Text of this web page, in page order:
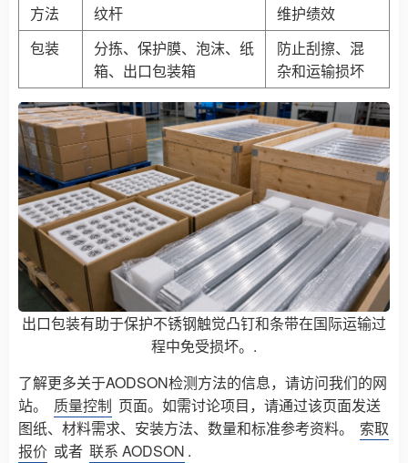
方法
纹杆
维护绩效
包装
分拣、保护膜、泡沫、纸
箱、出口包装箱
防止刮擦、混
杂和运输损坏
出口包装有助于保护不锈钢触觉凸钉和条带在国际运输过
程中免受损坏。.
了解更多关于AODSON检测方法的信息，请访问我们的网
站。
质量控制 页面。如需讨论项目，请通过该页面发送
图纸、材料需求、安装方法、数量和标准参考资料。
索取
报价 或者 联系 AODSON .